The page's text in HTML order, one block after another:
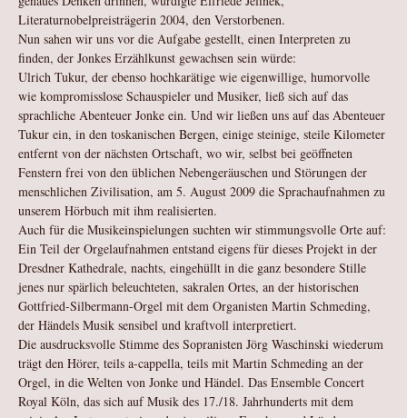
Literaturnobelpreisträgerin 2004, den Verstorbenen.
Nun sahen wir uns vor die Aufgabe gestellt, einen Interpreten zu
finden, der Jonkes Erzählkunst gewachsen sein würde:
Ulrich Tukur, der ebenso hochkarätige wie eigenwillige, humorvolle
wie kompromisslose Schauspieler und Musiker, ließ sich auf das
sprachliche Abenteuer Jonke ein. Und wir ließen uns auf das Abenteuer
Tukur ein, in den toskanischen Bergen, einige steinige, steile Kilometer
entfernt von der nächsten Ortschaft, wo wir, selbst bei geöffneten
Fenstern frei von den üblichen Nebengeräuschen und Störungen der
menschlichen Zivilisation, am 5. August 2009 die Sprachaufnahmen zu
unserem Hörbuch mit ihm realisierten.
Auch für die Musikeinspielungen suchten wir stimmungsvolle Orte auf:
Ein Teil der Orgelaufnahmen entstand eigens für dieses Projekt in der
Dresdner Kathedrale, nachts, eingehüllt in die ganz besondere Stille
jenes nur spärlich beleuchteten, sakralen Ortes, an der historischen
Gottfried-Silbermann-Orgel mit dem Organisten Martin Schmeding,
der Händels Musik sensibel und kraftvoll interpretiert.
Die ausdrucksvolle Stimme des Sopranisten Jörg Waschinski wiederum
trägt den Hörer, teils a-cappella, teils mit Martin Schmeding an der
Orgel, in die Welten von Jonke und Händel. Das Ensemble Concert
Royal Köln, das sich auf Musik des 17./18. Jahrhunderts mit dem